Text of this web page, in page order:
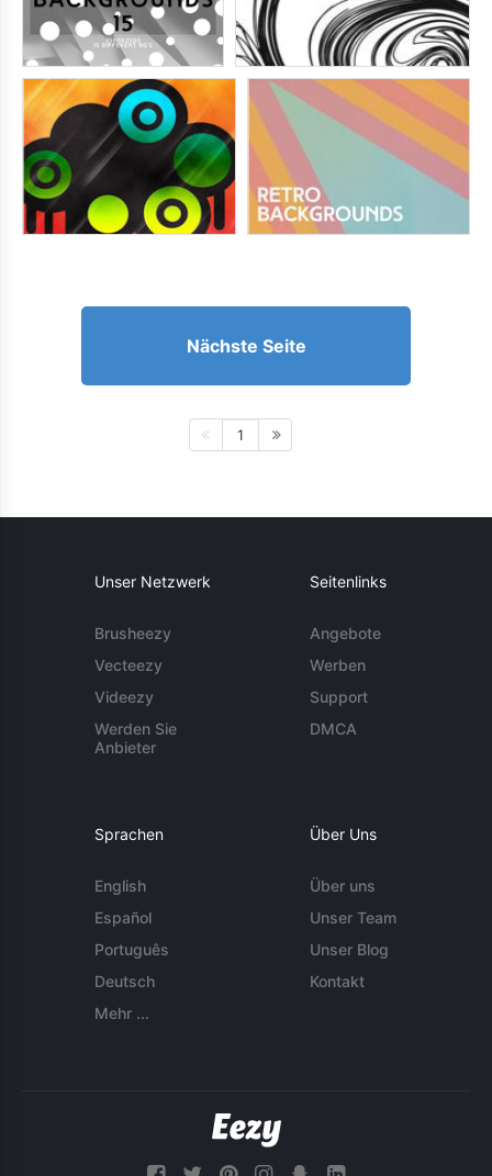
Nächste Seite
1
Unser Netzwerk
Brusheezy
Vecteezy
Videezy
Werden Sie
Anbieter
Seitenlinks
Angebote
Werben
Support
DMCA
Sprachen
English
Español
Português
Deutsch
Mehr ...
Über Uns
Über uns
Unser Team
Unser Blog
Kontakt